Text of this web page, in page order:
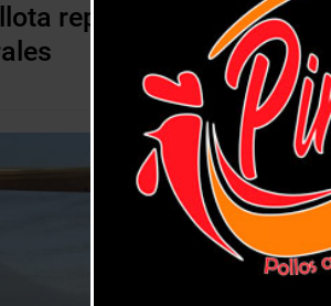
representará a la